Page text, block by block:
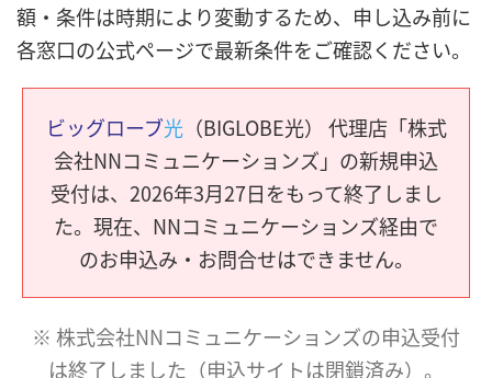
額・条件は時期により変動するため、申し込み前に
各窓口の公式ページで最新条件をご確認ください。
ビッグローブ光（BIGLOBE光） 代理店「株式
会社NNコミュニケーションズ」の新規申込
受付は、2026年3月27日をもって終了しまし
た。現在、NNコミュニケーションズ経由で
のお申込み・お問合せはできません。
※ 株式会社NNコミュニケーションズの申込受付
は終了しました（申込サイトは閉鎖済み）。